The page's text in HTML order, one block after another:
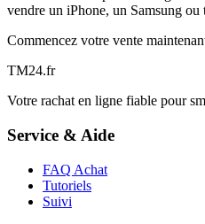
vendre un iPhone, un Samsung ou
Commencez votre vente
TM24.fr
Votre rachat en ligne fiable pour
Service & Aide
FAQ Achat
Tutoriels
Suivi